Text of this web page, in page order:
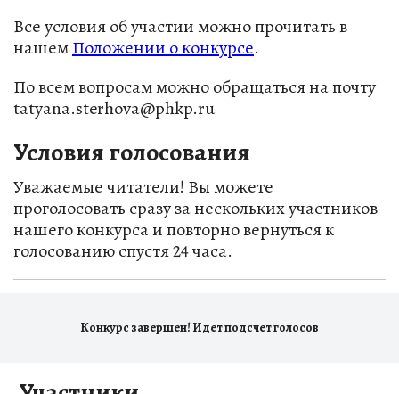
В се условия об участии можно прочитать в
нашемПоложении о конкурсе.
П о всем вопросам можно обращаться на почту
tatyana.sterhova@phkp.ru
Условия голосования
Уважаемые читатели! Вы можете
проголосовать сразу за нескольких участников
нашего конкурса и повторно вернуться к
голосованию спустя 24 часа.
Конкурс завершен! Идет подсчет голосов